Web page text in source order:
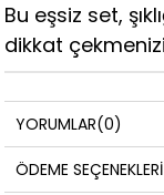
Bu eşsiz set,
dikkat
YORUMLAR(0)
ÖDEME SEÇENEKLERI